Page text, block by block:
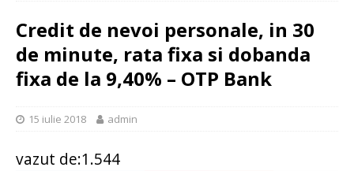
Credit de nevoi personale, in 30
de minute, rata fixa si dobanda
fixa de la 9,40% – OTP Bank
15 iulie 2018 admin
vazut de:1.544